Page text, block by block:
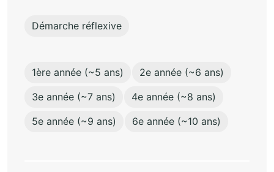
Démarche réflexive
1ère année (~5 ans)
2e année (~6 ans)
3e année (~7 ans)
4e année (~8 ans)
5e année (~9 ans)
6e année (~10 ans)